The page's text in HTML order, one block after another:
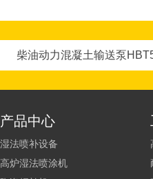
产品中心
湿法喷补设备
高炉湿法喷涂机